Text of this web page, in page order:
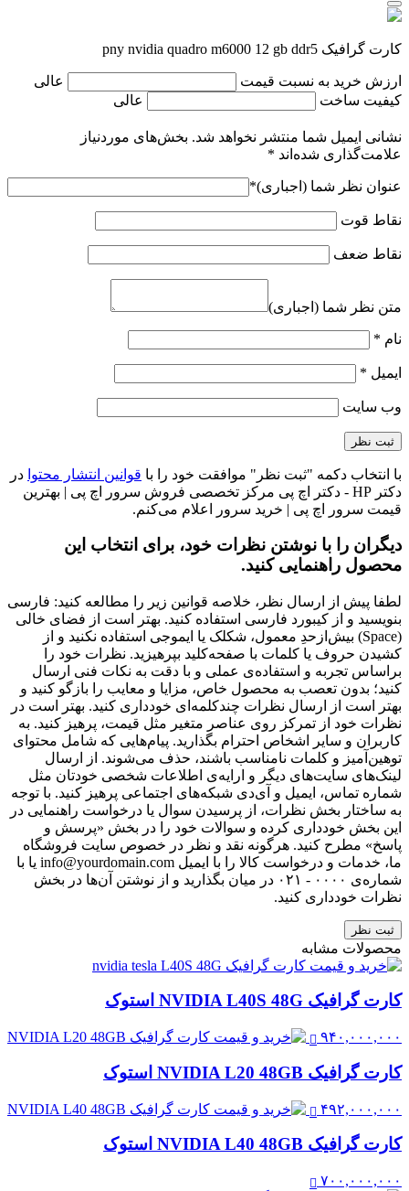
کارت گرافیک pny nvidia quadro m6000 12 gb ddr5
ارزش خرید به نسبت قیمت
عالی
کیفیت ساخت
عالی
نشانی ایمیل شما منتشر نخواهد شد. بخش‌های موردنیاز
علامت‌گذاری شده‌اند *
عنوان نظر شما (اجباری)*
نقاط قوت
نقاط ضعف
متن نظر شما (اجباری)
نام *
ایمیل *
وب‌ سایت
با انتخاب دکمه "ثبت نظر" موافقت خود را با قوانین انتشار محتوا در
دکتر HP - دکتر اچ پی مرکز تخصصی فروش سرور اچ پی | بهترین
قیمت سرور اچ پی | خرید سرور اعلام می‌کنم.
دیگران را با نوشتن نظرات خود، برای انتخاب این
محصول راهنمایی کنید.
لطفا پیش از ارسال نظر، خلاصه قوانین زیر را مطالعه کنید: فارسی
بنویسید و از کیبورد فارسی استفاده کنید. بهتر است از فضای خالی
(Space) بیش‌از‌حدِ معمول، شکلک یا ایموجی استفاده نکنید و از
کشیدن حروف یا کلمات با صفحه‌کلید بپرهیزید. نظرات خود را
براساس تجربه و استفاده‌ی عملی و با دقت به نکات فنی ارسال
کنید؛ بدون تعصب به محصول خاص، مزایا و معایب را بازگو کنید و
بهتر است از ارسال نظرات چندکلمه‌‌ای خودداری کنید. بهتر است در
نظرات خود از تمرکز روی عناصر متغیر مثل قیمت، پرهیز کنید. به
کاربران و سایر اشخاص احترام بگذارید. پیام‌هایی که شامل محتوای
توهین‌آمیز و کلمات نامناسب باشند، حذف می‌شوند. از ارسال
لینک‌های سایت‌های دیگر و ارایه‌ی اطلاعات شخصی خودتان مثل
شماره تماس، ایمیل و آی‌دی شبکه‌های اجتماعی پرهیز کنید. با توجه
به ساختار بخش نظرات، از پرسیدن سوال یا درخواست راهنمایی در
این بخش خودداری کرده و سوالات خود را در بخش «پرسش و
پاسخ» مطرح کنید. هرگونه نقد و نظر در خصوص سایت فروشگاه
ما، خدمات و درخواست کالا را با ایمیل info@yourdomain.com یا با
شماره‌ی ۰۰۰۰ - ۰۲۱ در میان بگذارید و از نوشتن آن‌ها در بخش
نظرات خودداری کنید.
ثبت نظر
محصولات مشابه
کارت گرافیک NVIDIA L40S 48G استوک
۹۴۰,۰۰۰,۰۰۰
کارت گرافیک NVIDIA L20 48GB استوک
۴۹۲,۰۰۰,۰۰۰
کارت گرافیک NVIDIA L40 48GB استوک
۷۰۰,۰۰۰,۰۰۰